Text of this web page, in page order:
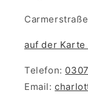
auf der Karte
Telefon:
Email: